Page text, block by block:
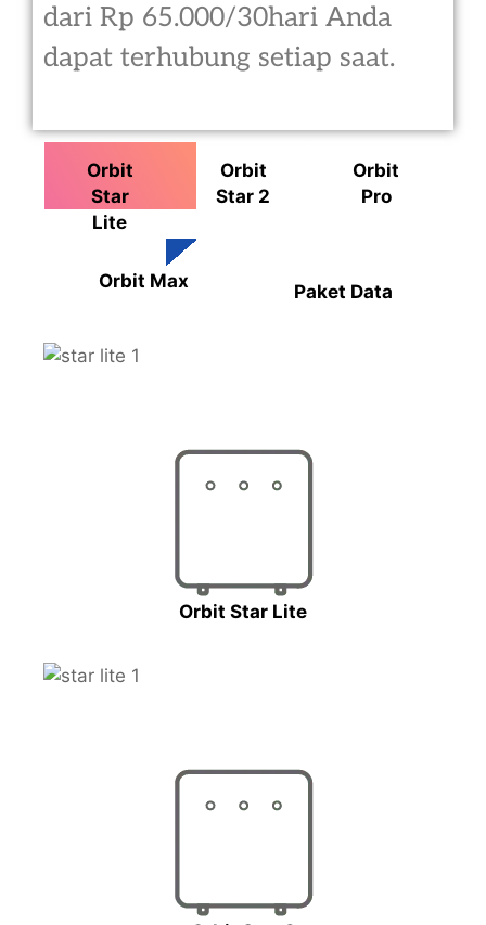
dari Rp 65.000/30hari Anda
dapat terhubung setiap saat.
Orbit
Star
Lite
Orbit
Star 2
Orbit
Pro
Orbit Max Paket Data
Orbit Star Lite